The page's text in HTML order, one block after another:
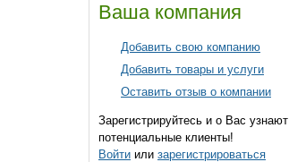
Ваша компания
Добавить свою компанию
Добавить товары и услуги
Оставить отзыв о компании
Зарегистрируйтесь и о Вас узнают
потенциальные клиенты!
Войти или зарегистрироваться